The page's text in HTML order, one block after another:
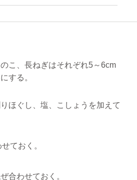
こ、長ねぎはそれぞれ5～6cm
する。
ほぐし、塩、こしょうを加えて
ておく。
合わせておく。